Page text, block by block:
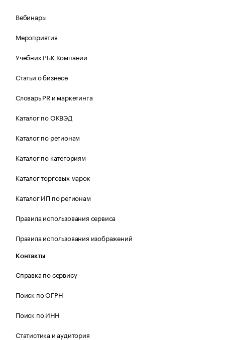
Вебинары
Мероприятия
Учебник РБК Компании
Статьи о бизнесе
Словарь PR и маркетинга
Каталог по ОКВЭД
Каталог по регионам
Каталог по категориям
Каталог торговых марок
Каталог ИП по регионам
Правила использования сервиса
Правила использования изображений
Контакты
Справка по сервису
Поиск по ОГРН
Поиск по ИНН
Статистика и аудитория